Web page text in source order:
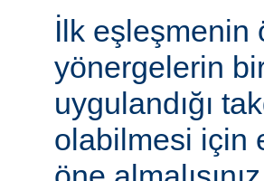
İlk eşleşmenin
yönergelerin
uygulandığı
olabilmesi için